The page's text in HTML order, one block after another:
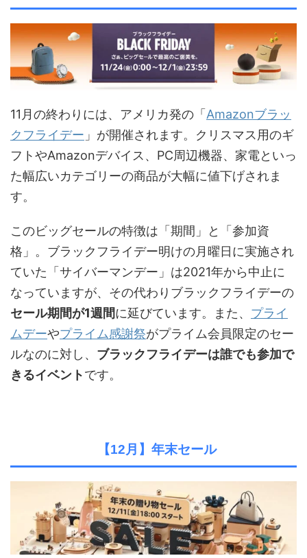
11月の終わりには、アメリカ発の「 Amazonブラッ
クフライデー 」が開催されます。クリスマス用のギ
フトやAmazonデバイス、PC周辺機器、家電といっ
た幅広いカテゴリーの商品が大幅に値下げされま
す。
このビッグセールの特徴は「期間」と「参加資
格」。ブラックフライデー明けの月曜日に実施され
ていた「サイバーマンデー」は2021年から中止に
なっていますが、その代わりブラックフライデーの
セール期間が1週間に延びています。また、 プライ
ムデーやプライム感謝祭がプライム会員限定のセー
ルなのに対し、 ブラックフライデーは誰でも参加で
きるイベントです。
【12月】年末セール